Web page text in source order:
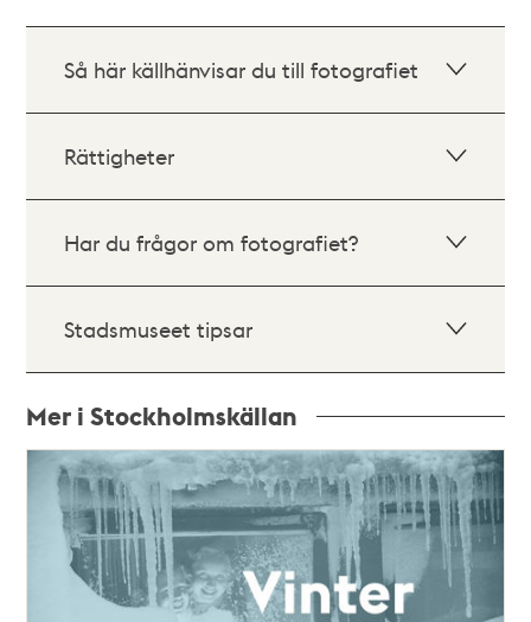
Så här källhänvisar du till fotografiet
Rättigheter
Har du frågor om fotografiet?
Stadsmuseet tipsar
Mer i Stockholmskällan
Relaterade
poster
teman